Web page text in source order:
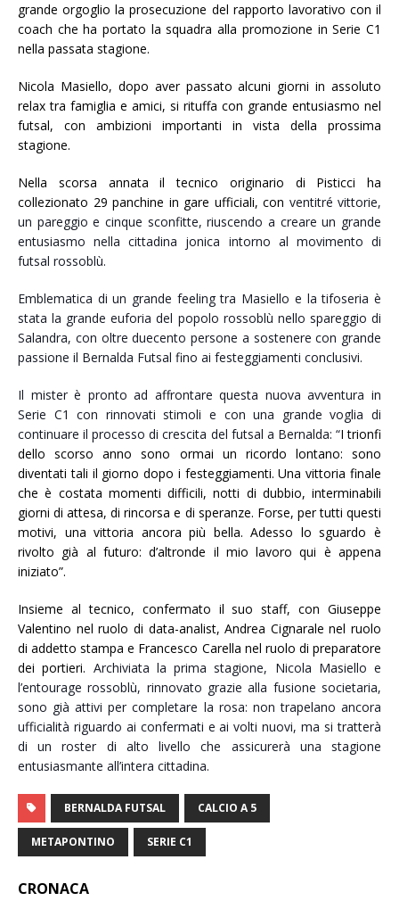
grande orgoglio la prosecuzione del rapporto lavorativo con il
coach che ha portato la squadra alla promozione in Serie C1
nella passata stagione.
Nicola Masiello, dopo aver passato alcuni giorni in assoluto
relax tra famiglia e amici, si rituffa con grande entusiasmo nel
futsal, con ambizioni importanti in vista della prossima
stagione.
Nella scorsa annata il tecnico originario di Pisticci ha
collezionato 29 panchine in gare ufficiali, con ventitré vittorie,
un pareggio e cinque sconfitte, riuscendo a creare un grande
entusiasmo nella cittadina jonica intorno al movimento di
futsal rossoblù.
Emblematica di un grande feeling tra Masiello e la tifoseria è
stata la grande euforia del popolo rossoblù nello spareggio di
Salandra, con oltre duecento persone a sostenere con grande
passione il Bernalda Futsal fino ai festeggiamenti conclusivi.
Il mister è pronto ad affrontare questa nuova avventura in
Serie C1 con rinnovati stimoli e con una grande voglia di
continuare il processo di crescita del futsal a Bernalda: “I trionfi
dello scorso anno sono ormai un ricordo lontano: sono
diventati tali il giorno dopo i festeggiamenti. Una vittoria finale
che è costata momenti difficili, notti di dubbio, interminabili
giorni di attesa, di rincorsa e di speranze. Forse, per tutti questi
motivi, una vittoria ancora più bella. Adesso lo sguardo è
rivolto già al futuro: d’altronde il mio lavoro qui è appena
iniziato”.
Insieme al tecnico, confermato il suo staff, con Giuseppe
Valentino nel ruolo di data-analist, Andrea Cignarale nel ruolo
di addetto stampa e Francesco Carella nel ruolo di preparatore
dei portieri. Archiviata la prima stagione, Nicola Masiello e
l’entourage rossoblù, rinnovato grazie alla fusione societaria,
sono già attivi per completare la rosa: non trapelano ancora
ufficialità riguardo ai confermati e ai volti nuovi, ma si tratterà
di un roster di alto livello che assicurerà una stagione
entusiasmante all’intera cittadina.
BERNALDA FUTSAL CALCIO A 5
METAPONTINO SERIE C1
CRONACA